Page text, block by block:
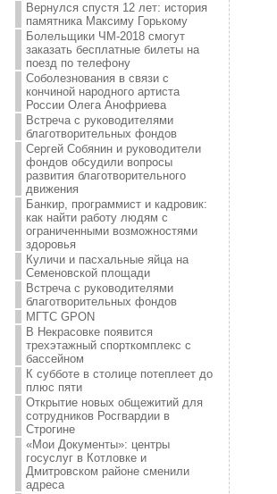
Вернулся спустя 12 лет: история
памятника Максиму Горькому
Болельщики ЧМ-2018 смогут
заказать бесплатные билеты на
поезд по телефону
Соболезнования в связи с
кончиной народного артиста
России Олега Анофриева
Встреча с руководителями
благотворительных фондов
Сергей Собянин и руководители
фондов обсудили вопросы
развития благотворительного
движения
Банкир, программист и кадровик:
как найти работу людям с
ограниченными возможностями
здоровья
Куличи и пасхальные яйца на
Семеновской площади
Встреча с руководителями
благотворительных фондов
МГТС GPON
В Некрасовке появится
трехэтажный спорткомплекс с
бассейном
К субботе в столице потеплеет до
плюс пяти
Открытие новых общежитий для
сотрудников Росгвардии в
Строгине
«Мои Документы»: центры
госуслуг в Котловке и
Дмитровском районе сменили
адреса